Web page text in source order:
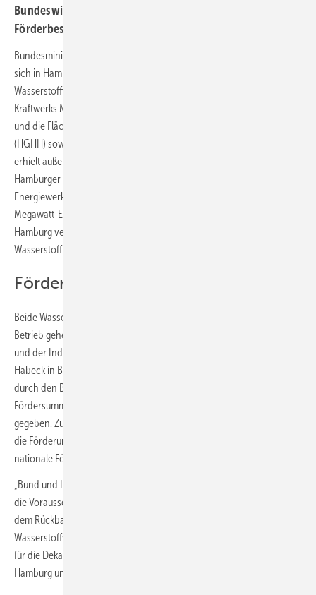
Bundeswirtschaftsminister Robert Habeck übergibt
Förderbescheid.
Bundesminister für Wirtschaft und Klimaschutz Robert Habeck hat
sich in Hamburg selbst ein Bild vom Fortschritt der
Wasserstoffinfrastruktur gemacht. Auf dem Gelände des ehemaligen
Kraftwerks Moorburg besichtigte er den fortschreitenden Rückbau
und die Flächenvorbereitung für den Hamburg Green Hydrogen Hub
(HGHH) sowie die Wasserstoff-Netzanbindung. Minister Habeck
erhielt außerdem einen Einblick in die begonnenen Bauarbeiten des
Hamburger Wasserstoff-Industrie-Netzes (HH-WIN). Die Hamburger
Energiewerke und ihr Projektpartner Luxcara erbauen einen 100-
Megawatt-Elektrolyseur für grünen Wasserstoff und die Gasnetz
Hamburg verlegt ein zunächst 40, später 60 Kilometer langes
Wasserstoffnetz am Industriestandort Hamburg.
Förderung über 250 Millionen Euro
Beide Wasserstoffprojekte sollen gemäß Planungsstand 2027 in
Betrieb gehen und so zur Dekarbonisierung des Hamburger Hafens
und der Industrie beitragen. Erst Mitte Juli hatte Bundesminister
Habeck in Berlin die Förderung der beiden Wasserstoff-Großprojekte
durch den Bund und die Freie und Hansestadt Hamburg mit einer
Fördersumme von insgesamt über 250 Millionen Euro bekannt
gegeben. Zuvor gab die EU-Kommission Mitte Februar grünes Licht für
die Förderung der IPCEI-Projekte* und ebnete damit den Weg für die
nationale Förderung.
„Bund und Land arbeiten gemeinsam mit den Unternehmen daran,
die Voraussetzung für ein klimaneutrales Wachstum zu schaffen. Mit
dem Rückbau des alten Kohlekraftwerks und dem Aufbau einer
Wasserstoffwirtschaft wird der Standort Moorburg ein zentraler Punkt
für die Dekarbonisierung der Industrie und des Energiesektors in
Hamburg und Deutschland“, erklärte Robert Habeck.